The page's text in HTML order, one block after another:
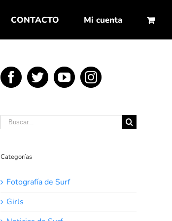
CONTACTO Mi cuenta
Buscar:
Categorías
Fotografía de Surf
Girls